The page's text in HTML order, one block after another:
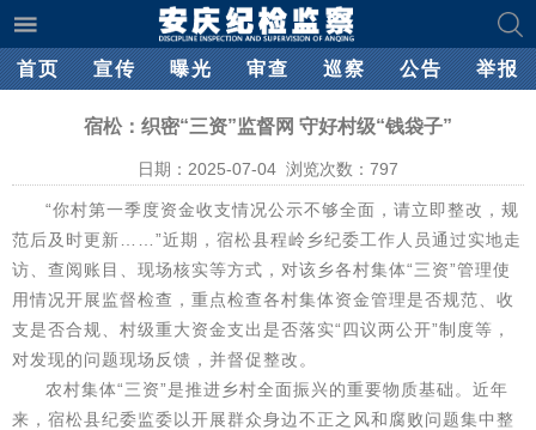
首页 宣传 曝光 审查 巡察 公告 举报
宿松：织密“三资”监督网 守好村级“钱袋子”
日期：2025-07-04 浏览次数： 797
“你村第一季度资金收支情况公示不够全面，请立即整改，规
范后及时更新……”近期，宿松县程岭乡纪委工作人员通过实地走
访、查阅账目、现场核实等方式，对该乡各村集体“三资”管理使
用情况开展监督检查，重点检查各村集体资金管理是否规范、收
支是否合规、村级重大资金支出是否落实“四议两公开”制度等，
对发现的问题现场反馈，并督促整改。
农村集体“三资”是推进乡村全面振兴的重要物质基础。近年
来，宿松县纪委监委以开展群众身边不正之风和腐败问题集中整